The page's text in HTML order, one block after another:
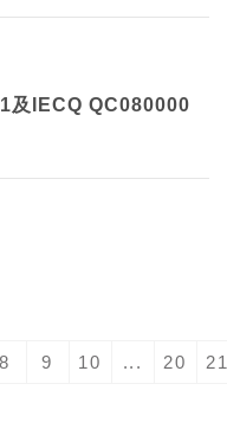
及IECQ QC080000
8 9 10 ... 20